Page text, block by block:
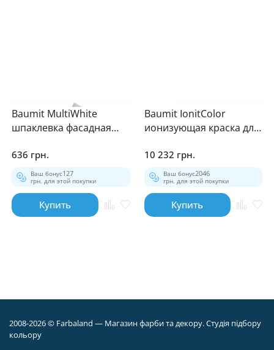
Baumit MultiWhite
шпаклевка фасадная
636 грн.
Ваш бонус127
грн. для этой покупки
Купить
Baumit IonitColor
ионизующая краска для
10 232 грн.
Ваш бонус2046
грн. для этой покупки
Купить
2008-2026 © Farbaland — Магазин фарби та декору. Студія підбору
кольору